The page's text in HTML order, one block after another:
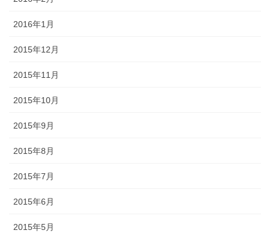
2016年1月
2015年12月
2015年11月
2015年10月
2015年9月
2015年8月
2015年7月
2015年6月
2015年5月